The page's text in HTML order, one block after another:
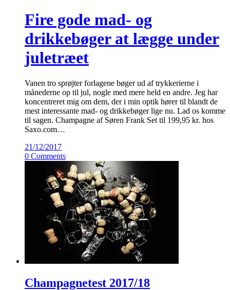
Fire gode mad- og
drikkebøger at lægge under
juletræet
Vanen tro sprøjter forlagene bøger ud af trykkerierne i
månederne op til jul, nogle med mere held en andre. Jeg har
koncentreret mig om dem, der i min optik hører til blandt de
mest interessante mad- og drikkebøger lige nu. Lad os komme
til sagen. Champagne af Søren Frank Set til 199,95 kr. hos
Saxo.com…
21/12/2017
0 Comments
Champagnetest 2017/18